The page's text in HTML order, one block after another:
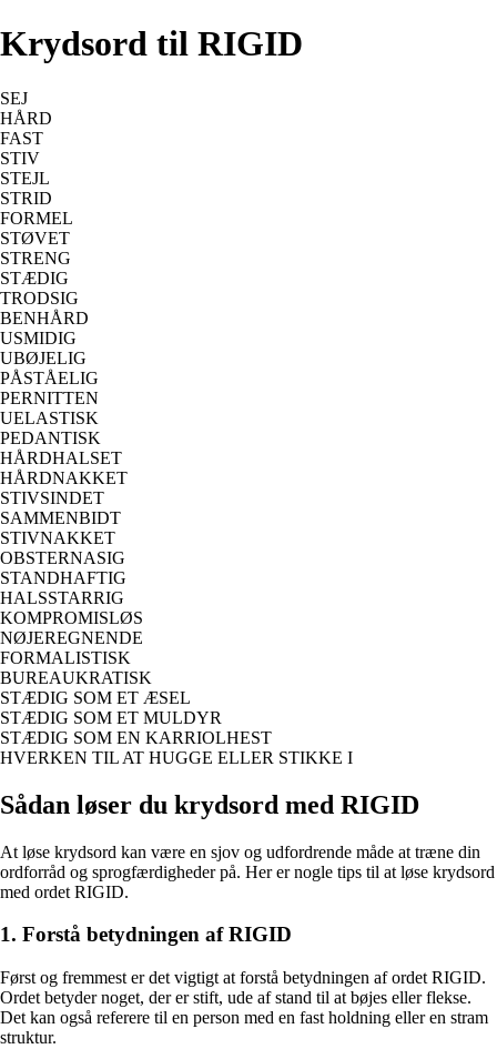
Krydsord til RIGID
SEJ
HÅRD
FAST
STIV
STEJL
STRID
FORMEL
STØVET
STRENG
STÆDIG
TRODSIG
BENHÅRD
USMIDIG
UBØJELIG
PÅSTÅELIG
PERNITTEN
UELASTISK
PEDANTISK
HÅRDHALSET
HÅRDNAKKET
STIVSINDET
SAMMENBIDT
STIVNAKKET
OBSTERNASIG
STANDHAFTIG
HALSSTARRIG
KOMPROMISLØS
NØJEREGNENDE
FORMALISTISK
BUREAUKRATISK
STÆDIG SOM ET ÆSEL
STÆDIG SOM ET MULDYR
STÆDIG SOM EN KARRIOLHEST
HVERKEN TIL AT HUGGE ELLER STIKKE I
Sådan løser du krydsord med RIGID
At løse krydsord kan være en sjov og udfordrende måde at træne din
ordforråd og sprogfærdigheder på. Her er nogle tips til at løse krydsord
med ordet RIGID.
1. Forstå betydningen af RIGID
Først og fremmest er det vigtigt at forstå betydningen af ordet RIGID.
Ordet betyder noget, der er stift, ude af stand til at bøjes eller flekse.
Det kan også referere til en person med en fast holdning eller en stram
struktur.